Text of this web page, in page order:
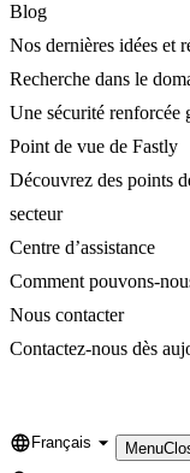
Blog
Nos dernières idées et
Recherche dans le
Une sécurité renforcée
Point de vue de Fastly
Découvrez des points
secteur
Centre d’assistance
Comment pouvons-
Nous contacter
Contactez-nous dès
Language
Français Menu